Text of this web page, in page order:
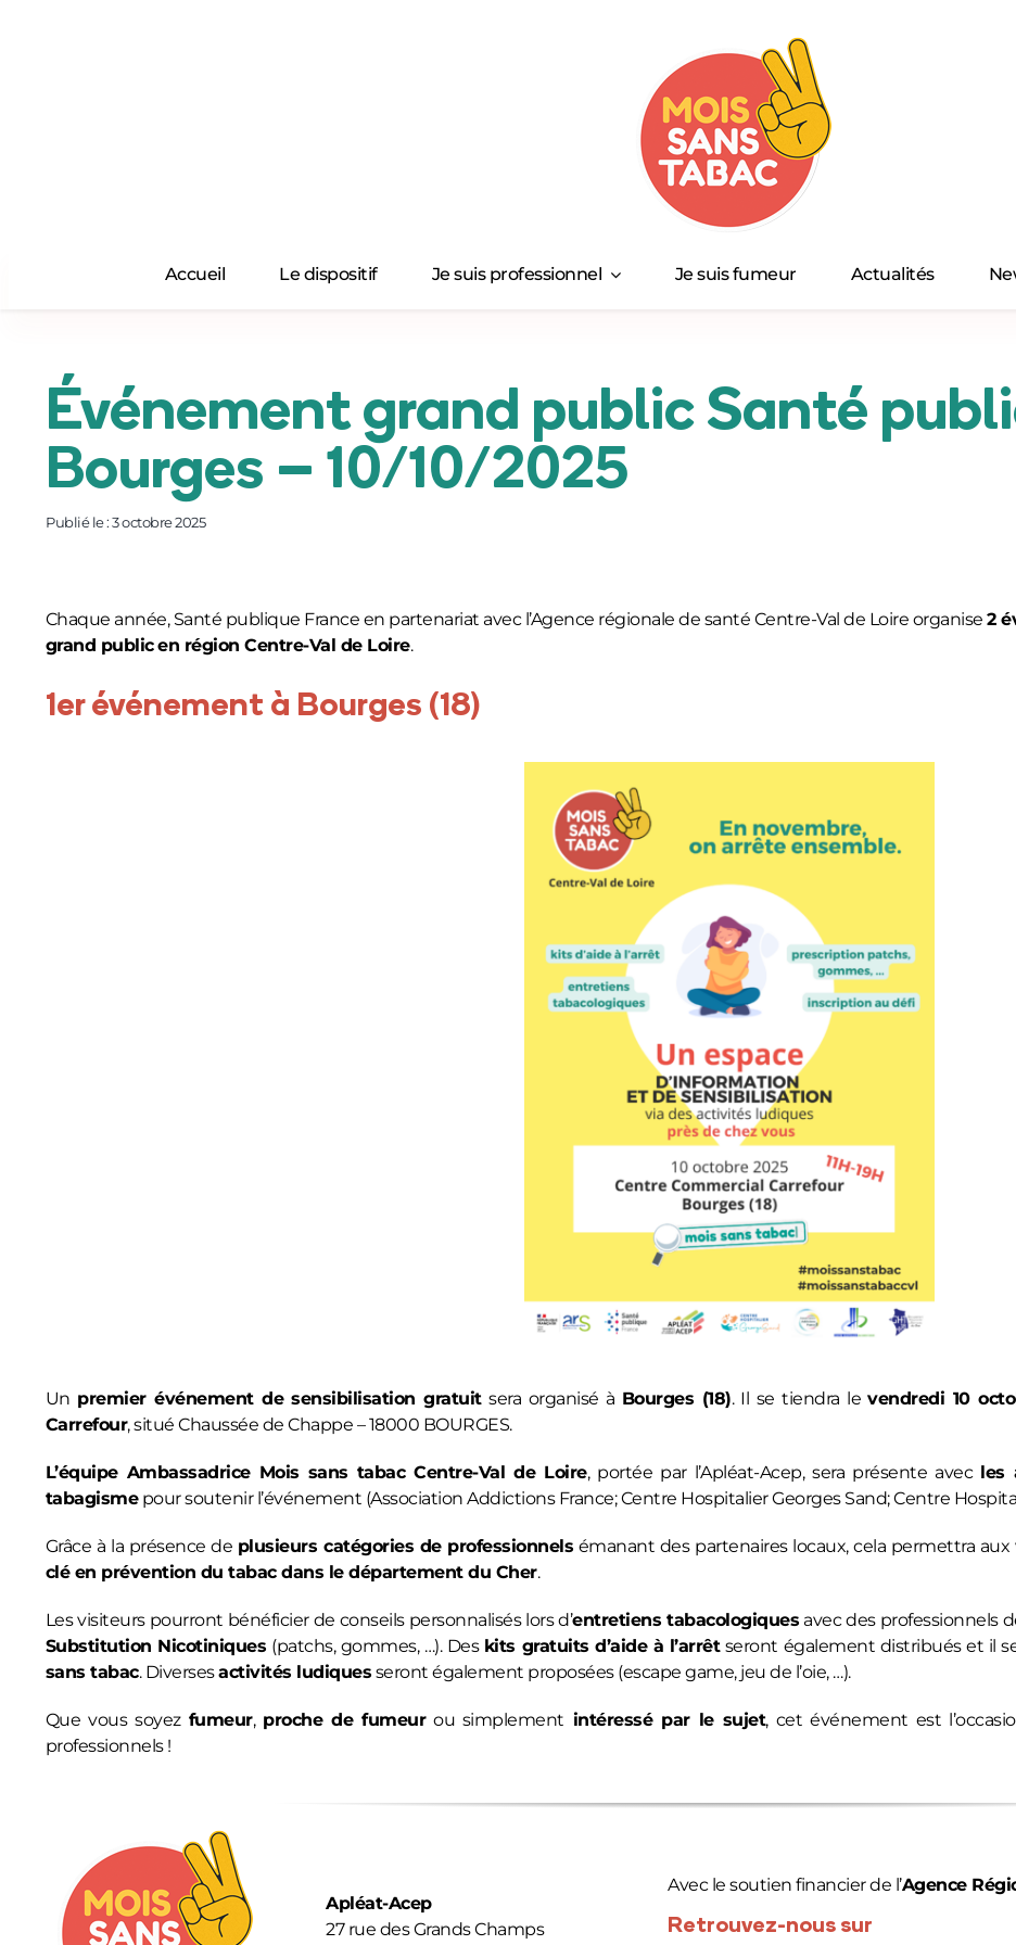
Accueil Le dispositif Je suis professionnel Je suis fumeur Actualités
Événement grand public Santé
Bourges – 10/10/2025
Publié le : 3 octobre 2025
Chaque année, Santé publique France en partenariat avec l’Agence régionale de santé Centre-Val de Loire organise2
grand publicen région Centre-Val de Loire.
1er événement à Bourges (18)
Un premier événement de sensibilisation gratuitsera organisé à Bourges (18). Il se tiendra levendredi 10
Carrefour, situé Chaussée de Chappe – 18000 BOURGES.
L’équipe Ambassadrice Mois sans tabac Centre-Val de Loire, portée par l’Apléat-Acep, sera présente avec les
tabagismepour soutenir l’événement (Association Addictions France;Centre Hospitalier Georges Sand;Centre
Grâce à la présence de plusieurs catégories de professionnels émanant des partenaires locaux, cela permettra
clé en prévention du tabac dans le département du Cher.
Les visiteurs pourront bénéficier de conseils personnalisés lors d’entretiens tabacologiques avec des professionnels
Substitution Nicotiniques (patchs, gommes, …). Des kits gratuits d’aide à l’arrêtseront également distribués et il
sans tabac. Diversesactivités ludiques seront également proposées (escape game, jeu de l’oie, …).
Que vous soyez fumeur, proche de fumeurou simplement intéressé par le sujet, cet événement est
professionnels !
Apléat-Acep
27 rue des Grands Champs
Avec le soutien financier de l’Agence
Retrouvez-nous sur